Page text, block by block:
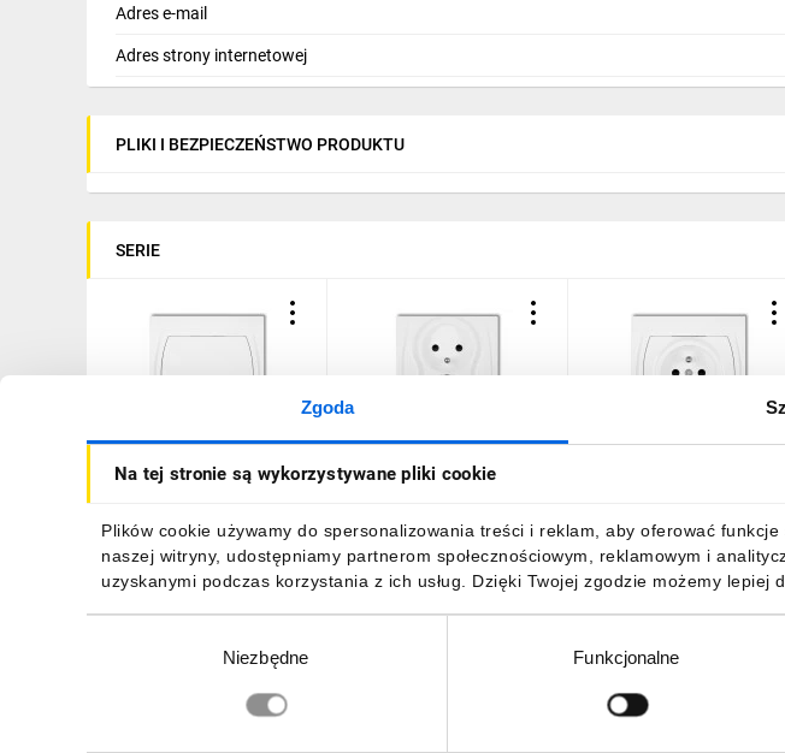
Zgoda
Na tej stronie są wykorzystywane pliki cookie
Plików cookie używamy do spersonalizowania treści i reklam, aby oferować
naszej witryny, udostępniamy partnerom społecznościowym, reklamowym i
uzyskanymi podczas korzystania z ich usług. Dzięki Twojej zgodzie możemy
Niezbędne Funkcjonalne
Adres e-mail
Adres strony internetowej
PLIKI I BEZPIECZEŃSTWO PRODUKTU
SERIE
LOGO Łącznik
jednobiegunowy biały
13,28 złbrutto
LOGO Gniazdo podwójne
z/u biały LGP-2zp
20,44 zł brutto 13,17 zł brutto